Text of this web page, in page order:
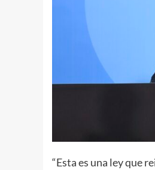
“Esta es una ley que